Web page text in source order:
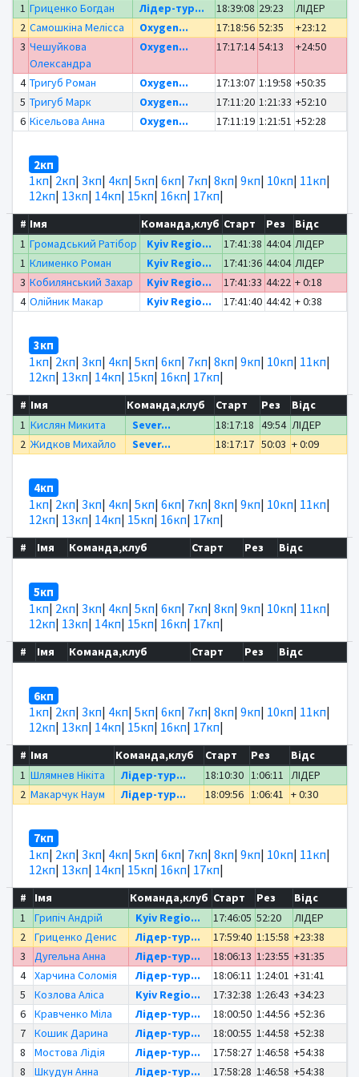
1 Гриценко Богдан Лідер-тур... 18:39:08 29:23
ЛІДЕР
2 Самошкіна Мелісса Oxygen... 17:18:56 52:35
+23:12
3 Чешуйкова
Олександра
Oxygen... 17:17:14 54:13 +24:50
4 Тригуб Роман Oxygen... 17:13:07 1:19:58 +50:35
5 Тригуб Марк Oxygen... 17:11:20 1:21:33 +52:10
6 Кісельова Анна Oxygen... 17:11:19 1:21:51 +52:28
2кп
1кп| 2кп| 3кп| 4кп| 5кп| 6кп| 7кп| 8кп| 9кп| 10кп| 11кп|
12кп| 13кп| 14кп| 15кп| 16кп| 17кп|
# Імя Команда,клуб Старт Рез
Відс
1 Громадський Ратібор Kyiv Regio... 17:41:38 44:04 ЛІДЕР
1 Клименко Роман Kyiv Regio... 17:41:36 44:04 ЛІДЕР
3 Кобилянський Захар Kyiv Regio... 17:41:33 44:22 + 0:18
4 Олійник Макар Kyiv Regio... 17:41:40 44:42 + 0:38
3кп
1кп| 2кп| 3кп| 4кп| 5кп| 6кп| 7кп| 8кп| 9кп| 10кп| 11кп|
12кп| 13кп| 14кп| 15кп| 16кп| 17кп|
# Імя Команда,клуб Старт Рез
Відс
1 Кислян Микита Sever... 18:17:18 49:54 ЛІДЕР
2 Жидков Михайло Sever... 18:17:17 50:03 + 0:09
4кп
1кп| 2кп| 3кп| 4кп| 5кп| 6кп| 7кп| 8кп| 9кп| 10кп| 11кп|
12кп| 13кп| 14кп| 15кп| 16кп| 17кп|
# Імя Команда,клуб Старт Рез Відс
5кп
1кп| 2кп| 3кп| 4кп| 5кп| 6кп| 7кп| 8кп| 9кп| 10кп| 11кп|
12кп| 13кп| 14кп| 15кп| 16кп| 17кп|
# Імя Команда,клуб Старт Рез Відс
6кп
1кп| 2кп| 3кп| 4кп| 5кп| 6кп| 7кп| 8кп| 9кп| 10кп| 11кп|
12кп| 13кп| 14кп| 15кп| 16кп| 17кп|
# Імя Команда,клуб Старт Рез
Відс
1 Шлямнев Нікіта Лідер-тур... 18:10:30 1:06:11 ЛІДЕР
2 Макарчук Наум Лідер-тур... 18:09:56 1:06:41 + 0:30
7кп
1кп| 2кп| 3кп| 4кп| 5кп| 6кп| 7кп| 8кп| 9кп| 10кп| 11кп|
12кп| 13кп| 14кп| 15кп| 16кп| 17кп|
# Імя Команда,клуб Старт Рез
Відс
1
Грипіч Андрій Kyiv Regio... 17:46:05 52:20
ЛІДЕР
2
Гриценко Денис Лідер-тур... 17:59:40 1:15:58 +23:38
3
Дугельна Анна Лідер-тур... 18:06:13 1:23:55 +31:35
4
Харчина Соломія Лідер-тур... 18:06:11 1:24:01 +31:41
5
Козлова Аліса Kyiv Regio... 17:32:38 1:26:43 +34:23
6
Кравченко Міла Лідер-тур... 18:00:50 1:44:56 +52:36
7
Кошик Дарина Лідер-тур... 18:00:55 1:44:58 +52:38
8
Мостова Лідія Лідер-тур... 17:58:27 1:46:58 +54:38
8
Шкудун Анна Лідер-тур... 17:58:28 1:46:58 +54:38